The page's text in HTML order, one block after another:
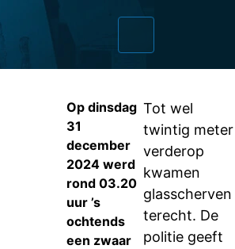
Op dinsdag
31
december
2024 werd
rond 03.20
uur ’s
ochtends
een zwaar
Tot wel
twintig meter
verderop
kwamen
glasscherven
terecht. De
politie geeft